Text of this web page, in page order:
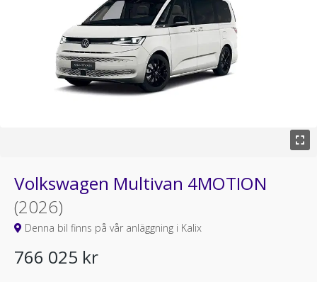
Volkswagen Multivan 4MOTION
(2026)
Denna bil finns på vår anläggning i Kalix
766 025 kr